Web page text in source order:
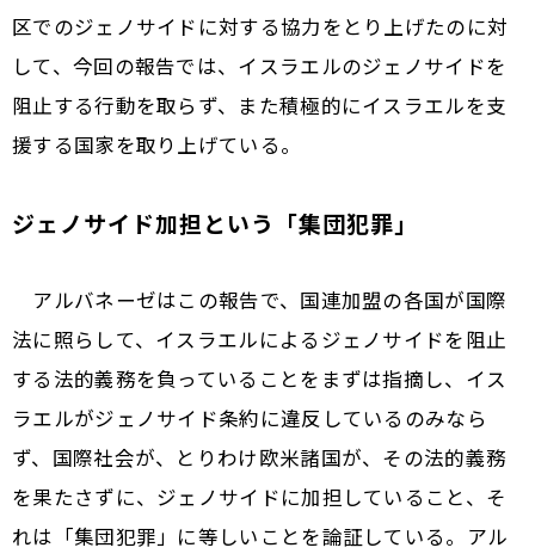
区でのジェノサイドに対する協力をとり上げたのに対
して、今回の報告では、イスラエルのジェノサイドを
阻止する行動を取らず、また積極的にイスラエルを支
援する国家を取り上げている。
ジェノサイド加担という「集団犯罪」
アルバネーゼはこの報告で、国連加盟の各国が国際
法に照らして、イスラエルによるジェノサイドを阻止
する法的義務を負っていることをまずは指摘し、イス
ラエルがジェノサイド条約に違反しているのみなら
ず、国際社会が、とりわけ欧米諸国が、その法的義務
を果たさずに、ジェノサイドに加担していること、そ
れは「集団犯罪」に等しいことを論証している。アル